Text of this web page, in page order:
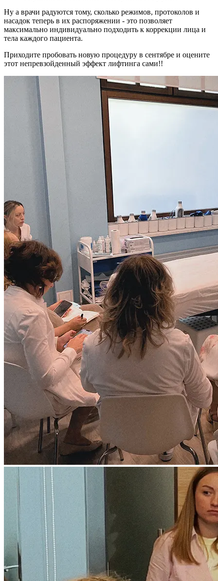
Ну а врачи радуются тому, сколько режимов, протоколов и
насадок теперь в их распоряжении - это позволяет
максимально индивидуально подходить к коррекции лица и
тела каждого пациента.
Приходите пробовать новую процедуру в сентябре и оцените
этот непревзойденный эффект лифтинга сами!!